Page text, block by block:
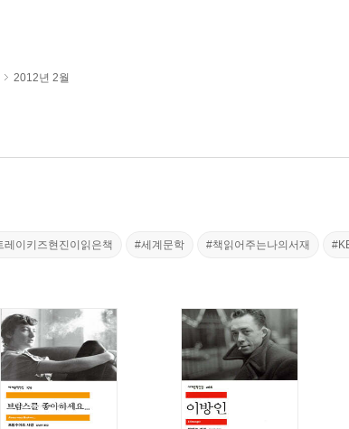
2012년 2월
레이키즈현진이읽은책 #세계문학 #책읽어주는나의서재